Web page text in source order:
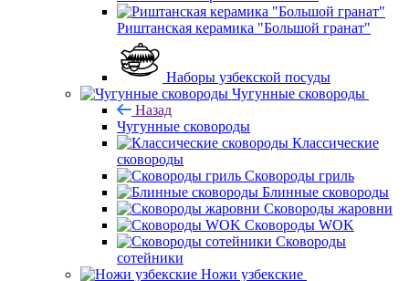
Риштанская керамика "Большой гранат"
Наборы узбекской посуды
Чугунные сковороды
Назад
Чугунные сковороды
Классические
сковороды
Сковороды гриль
Блинные сковороды
Сковороды жаровни
Сковороды WOK
Сковороды
сотейники
Ножи узбекские